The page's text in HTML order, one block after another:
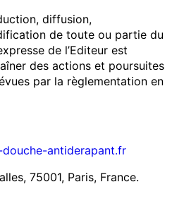
diffusion,
de toute ou partie du
de l’Editeur est
des actions et poursuites
par la règlementation en
antiderapant.fr
75001, Paris, France.